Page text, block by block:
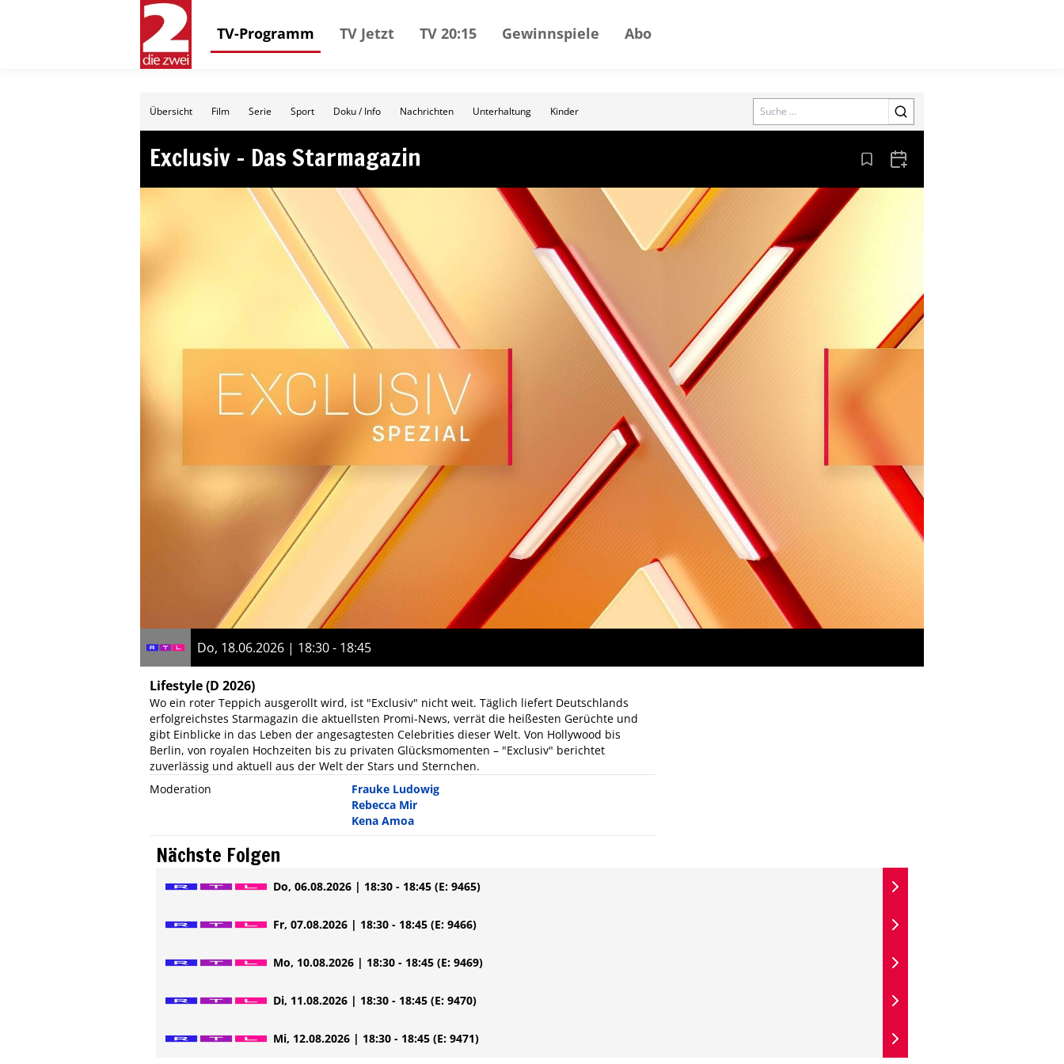
TV-Programm TV Jetzt TV 20:15 Gewinnspiele Abo
Übersicht Film Serie Sport Doku / Info Nachrichten Unterhaltung Kinder Search
Exclusiv – Das Starmagazin Aus den Lesezeichen entfernen
Zum Kalender hinzufügen
Do, 18.06.2026 | 18:30 - 18:45
Lifestyle(D 2026)
Wo ein roter Teppich ausgerollt wird, ist "Exclusiv" nicht weit. Täglich liefert Deutschlands
erfolgreichstes Starmagazin die aktuellsten Promi-News, verrät die heißesten Gerüchte und
gibt Einblicke in das Leben der angesagtesten Celebrities dieser Welt. Von Hollywood bis
Berlin, von royalen Hochzeiten bis zu privaten Glücksmomenten – "Exclusiv" berichtet
zuverlässig und aktuell aus der Welt der Stars und Sternchen.
Moderation
Frauke Ludowig
Rebecca Mir
Kena Amoa
Nächste Folgen
Do, 06.08.2026 | 18:30 - 18:45 (E: 9465)
Fr, 07.08.2026 | 18:30 - 18:45 (E: 9466)
Mo, 10.08.2026 | 18:30 - 18:45 (E: 9469)
Di, 11.08.2026 | 18:30 - 18:45 (E: 9470)
Mi, 12.08.2026 | 18:30 - 18:45 (E: 9471)